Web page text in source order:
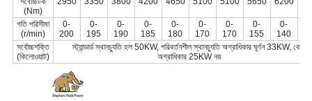
(Nm)
গতি পরিসীমা
(r/min)
0-
200
0-
195
0-
190
0-
185
0-
180
0-
170
0-
170
0-
155
0-
140
সর্বোচ্চশক্তি
(কিলোওয়াট)
স্ট্যান্ডার্ড স্থানচ্যুতি হল 50KW, পরিবর্তনশীল স্থানচ্যুতি অগ্রাধিকার ঘূর্ণন 33KW, কোন
অগ্রাধিকার 25KW নয়